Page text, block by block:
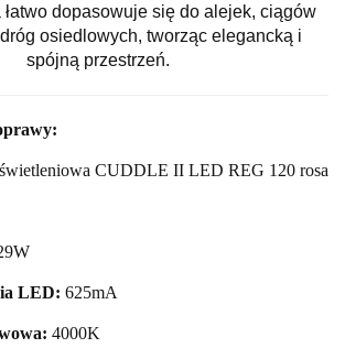
łatwo dopasowuje się do alejek, ciągów
osiedlowych, tworząc elegancką i
spójną przestrzeń.
CUDDLE II LED REG 120 rosa
W
LED: 625mA
4000K